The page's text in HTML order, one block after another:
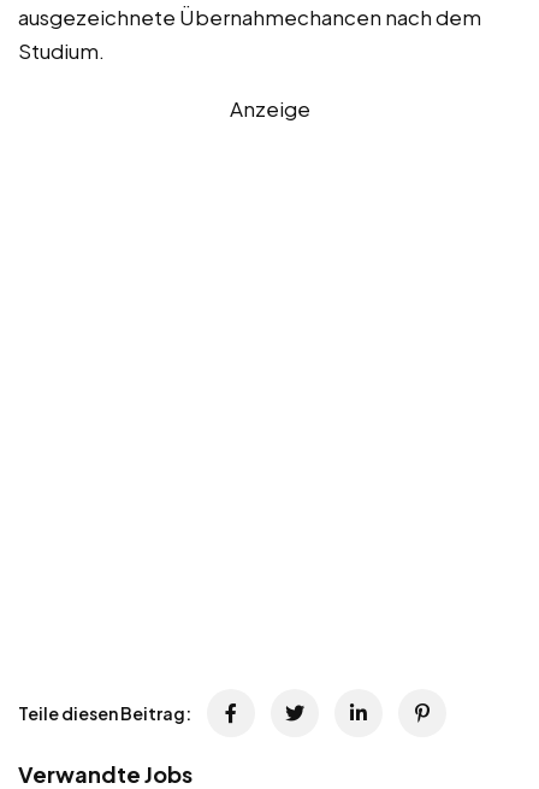
ausgezeichnete Übernahmechancen nach dem
Studium.
Anzeige
Teile diesen Beitrag:
Verwandte Jobs